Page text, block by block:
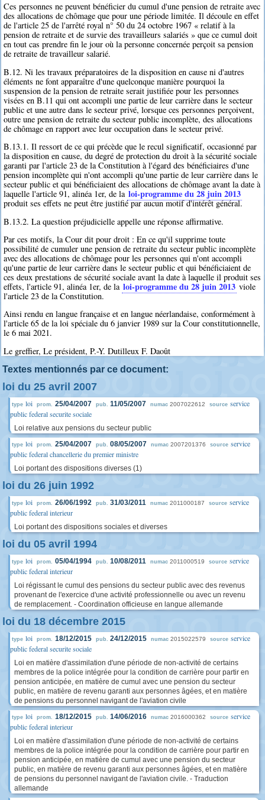
Ces personnes ne peuvent bénéficier du cumul d'une pension de retraite avec
des allocations de chômage que pour une période limitée. Il découle en effet
de l'article 25 de l'arrêté royal n° 50 du 24 octobre 1967 « relatif à la
pension de retraite et de survie des travailleurs salariés » que ce cumul doit
en tout cas prendre fin le jour où la personne concernée perçoit sa pension
de retraite de travailleur salarié.
B.12. Ni les travaux préparatoires de la disposition en cause ni d'autres
éléments ne font apparaître d'une quelconque manière pourquoi la
suspension de la pension de retraite serait justifiée pour les personnes
visées en B.11 qui ont accompli une partie de leur carrière dans le secteur
public et une autre dans le secteur privé, lorsque ces personnes perçoivent,
outre une pension de retraite du secteur public incomplète, des allocations
de chômage en rapport avec leur occupation dans le secteur privé.
B.13.1. Il ressort de ce qui précède que le recul significatif, occasionné par
la disposition en cause, du degré de protection du droit à la sécurité sociale
garanti par l'article 23 de la Constitution à l'égard des bénéficiaires d'une
pension incomplète qui n'ont accompli qu'une partie de leur carrière dans le
secteur public et qui bénéficiaient des allocations de chômage avant la date à
laquelle l'article 91, alinéa 1er, de la loi-programme du 28 juin 2013
produit ses effets ne peut être justifié par aucun motif d'intérêt général.
B.13.2. La question préjudicielle appelle une réponse affirmative.
Par ces motifs, la Cour dit pour droit : En ce qu'il supprime toute
possibilité de cumuler une pension de retraite du secteur public incomplète
avec des allocations de chômage pour les personnes qui n'ont accompli
qu'une partie de leur carrière dans le secteur public et qui bénéficiaient de
ces deux prestations de sécurité sociale avant la date à laquelle il produit ses
effets, l'article 91, alinéa 1er, de la loi-programme du 28 juin 2013 viole
l'article 23 de la Constitution.
Ainsi rendu en langue française et en langue néerlandaise, conformément à
l'article 65 de la loi spéciale du 6 janvier 1989 sur la Cour constitutionnelle,
le 6 mai 2021.
Le greffier, Le président, P.-Y. Dutilleux F. Daoût
Textes mentionnés par ce document:
loi du 25 avril 2007
type loi prom. 25/04/2007 pub. 11/05/2007 numac 2007022612 source service
public federal securite sociale
Loi relative aux pensions du secteur public
type loi prom. 25/04/2007 pub. 08/05/2007 numac 2007201376 source service
public federal chancellerie du premier ministre
Loi portant des dispositions diverses (1)
loi du 26 juin 1992
type loi prom. 26/06/1992 pub. 31/03/2011 numac 2011000187 source service
public federal interieur
Loi portant des dispositions sociales et diverses
loi du 05 avril 1994
type loi prom. 05/04/1994 pub. 10/08/2011 numac 2011000519 source service
public federal interieur
Loi régissant le cumul des pensions du secteur public avec des revenus
provenant de l'exercice d'une activité professionnelle ou avec un revenu
de remplacement. - Coordination officieuse en langue allemande
loi du 18 décembre 2015
type loi prom. 18/12/2015 pub. 24/12/2015 numac 2015022579 source service
public federal securite sociale
Loi en matière d'assimilation d'une période de non-activité de certains
membres de la police intégrée pour la condition de carrière pour partir en
pension anticipée, en matière de cumul avec une pension du secteur
public, en matière de revenu garanti aux personnes âgées, et en matière
de pensions du personnel navigant de l'aviation civile
type loi prom. 18/12/2015 pub. 14/06/2016 numac 2016000362 source service
public federal interieur
Loi en matière d'assimilation d'une période de non-activité de certains
membres de la police intégrée pour la condition de carrière pour partir en
pension anticipée, en matière de cumul avec une pension du secteur
public, en matière de revenu garanti aux personnes âgées, et en matière
de pensions du personnel navigant de l'aviation civile. - Traduction
allemande